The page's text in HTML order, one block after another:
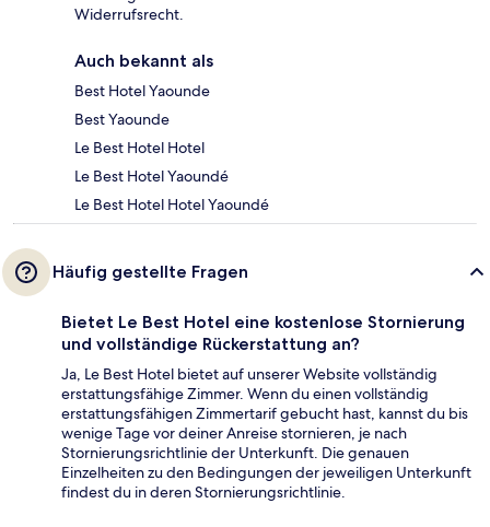
Widerrufsrecht.
Auch bekannt als
Best Hotel Yaounde
Best Yaounde
Le Best Hotel Hotel
Le Best Hotel Yaoundé
Le Best Hotel Hotel Yaoundé
Häufig gestellte Fragen
Bietet Le Best Hotel eine kostenlose Stornierung
und vollständige Rückerstattung an?
Ja, Le Best Hotel bietet auf unserer Website vollständig
erstattungsfähige Zimmer. Wenn du einen vollständig
erstattungsfähigen Zimmertarif gebucht hast, kannst du bis
wenige Tage vor deiner Anreise stornieren, je nach
Stornierungsrichtlinie der Unterkunft. Die genauen
Einzelheiten zu den Bedingungen der jeweiligen Unterkunft
findest du in deren Stornierungsrichtlinie.